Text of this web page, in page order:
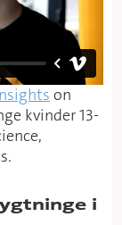
on
kvinder 13-
i